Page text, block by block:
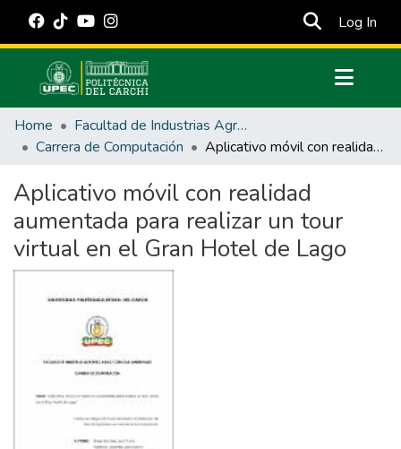
Log In
Communities & Collections
All of DSpace
Estadísticas Externas
Manuales
Home
Facultad de Industrias Agropecuarias y Ciencias Ambientales
Carrera de Computación
Aplicativo móvil con realidad aumentada para realizar un tour virtual en el Gran Hotel de Lago
Aplicativo móvil con realidad
aumentada para realizar un tour
virtual en el Gran Hotel de Lago